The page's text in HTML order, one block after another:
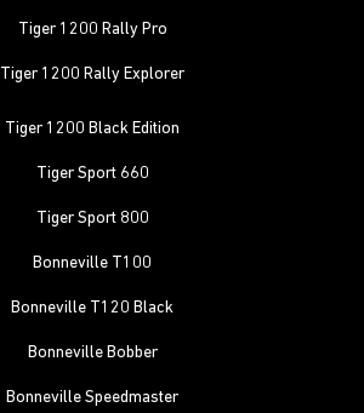
Tiger 1200 Rally Pro
Tiger 1200 Rally Explorer
Tiger 1200 Black Edition
Tiger Sport 660
Tiger Sport 800
Bonneville T100
Bonneville T120 Black
Bonneville Bobber
Bonneville Speedmaster